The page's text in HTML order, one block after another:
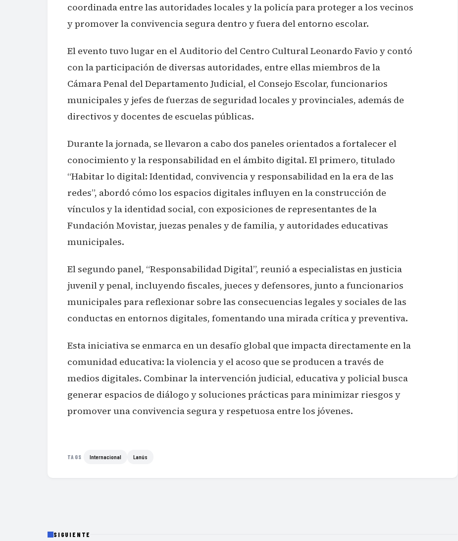
coordinada entre las autoridades locales y la policía para proteger a los vecinos
y promover la convivencia segura dentro y fuera del entorno escolar.
El evento tuvo lugar en el Auditorio del Centro Cultural Leonardo Favio y contó
con la participación de diversas autoridades, entre ellas miembros de la
Cámara Penal del Departamento Judicial, el Consejo Escolar, funcionarios
municipales y jefes de fuerzas de seguridad locales y provinciales, además de
directivos y docentes de escuelas públicas.
Durante la jornada, se llevaron a cabo dos paneles orientados a fortalecer el
conocimiento y la responsabilidad en el ámbito digital. El primero, titulado
“Habitar lo digital: Identidad, convivencia y responsabilidad en la era de las
redes”, abordó cómo los espacios digitales influyen en la construcción de
vínculos y la identidad social, con exposiciones de representantes de la
Fundación Movistar, juezas penales y de familia, y autoridades educativas
municipales.
El segundo panel, “Responsabilidad Digital”, reunió a especialistas en justicia
juvenil y penal, incluyendo fiscales, jueces y defensores, junto a funcionarios
municipales para reflexionar sobre las consecuencias legales y sociales de las
conductas en entornos digitales, fomentando una mirada crítica y preventiva.
Esta iniciativa se enmarca en un desafío global que impacta directamente en la
comunidad educativa: la violencia y el acoso que se producen a través de
medios digitales. Combinar la intervención judicial, educativa y policial busca
generar espacios de diálogo y soluciones prácticas para minimizar riesgos y
promover una convivencia segura y respetuosa entre los jóvenes.
TAGS Internacional Lanús
SIGUIENTE